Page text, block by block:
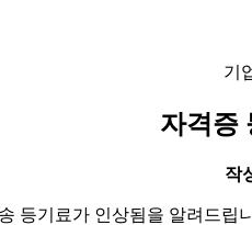
기
자격증
작
등기료가 인상됨을 알려드립